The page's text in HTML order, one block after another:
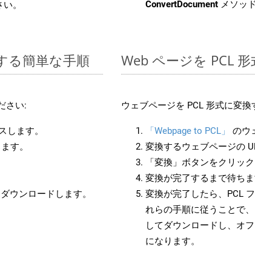
。
ConvertDocument メソッ
る簡単な手順
さい:
します。
す。
ウンロードします。
Web ページを PCL
ウェブページを PCL 形式に変換
「Webpage to PCL」
のウ
変換するウェブページの
「変換」ボタンをクリッ
変換が完了するまで待ちま
変換が完了したら、PCL
れらの手順に従うことで
してダウンロードし、オ
になります。